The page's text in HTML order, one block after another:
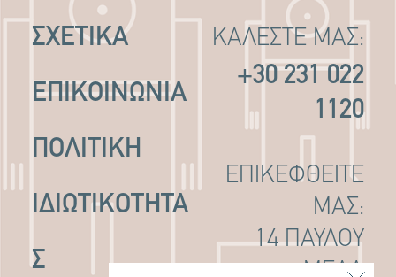
ΣΧΕΤΙΚΑ
ΕΠΙΚΟΙΝΩΝΙΑ
ΠΟΛΙΤΙΚΉ
ΙΔΙΩΤΙΚΌΤΗΤΑ
Σ
ΚΑΛΕΣΤΕ ΜΑΣ:
+30 231 022
1120
ΕΠΙΚΕΦΘΕΙΤΕ
ΜΑΣ:
14 ΠΑΥΛΟΥ
ΜΕΛΑ